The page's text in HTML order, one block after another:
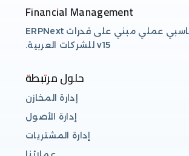
Financial Management
محتوى محاسبي عملي مبني على قدرات ERPNext
v15 للشركات العربية.
حلول مرتبطة
إدارة المخازن
إدارة الأصول
إدارة المشتريات